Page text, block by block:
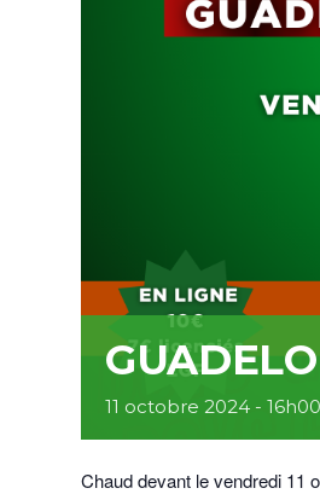
11 octobre 2024 - 16h00
Chaud devant le vendredi 11